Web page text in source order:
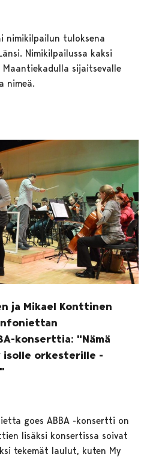
nimikilpailun tuloksena
Nimikilpailussa kaksi
sijaitsevalle
nimeä.
ja Mikael Konttinen
konserttia: "Nämä
orkesterille -
goes ABBA -konsertti on
lisäksi konsertissa soivat
tekemät laulut, kuten My